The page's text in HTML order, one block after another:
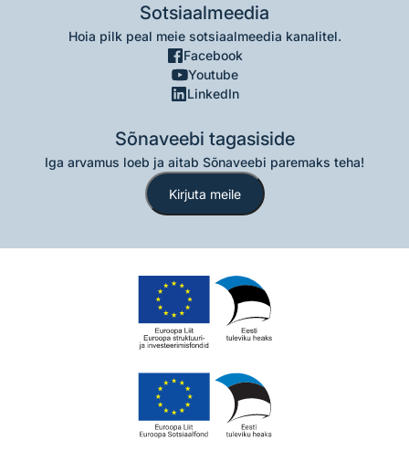
Sotsiaalmeedia
Hoia pilk peal meie sotsiaalmeedia kanalitel.
Facebook
Youtube
LinkedIn
Sõnaveebi tagasiside
Iga arvamus loeb ja aitab Sõnaveebi paremaks teha!
Kirjuta meile